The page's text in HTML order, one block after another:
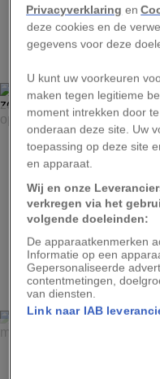
ROBYN BECK, AFP/GETTY
Het idee van de
zou eten - en dan zijn of
nergens op.
Privacyverklaring en
deze cookies en de
gegevens voor deze
U kunt uw voorkeuren
maken tegen legitieme
moment intrekken door
onderaan deze site. Uw
toepassing op deze site
en apparaat.
Wij en onze
verkregen via het
volgende doeleinden:
De apparaatkenmerken
Informatie op een
Gepersonaliseerde
contentmetingen,
van diensten.
Link naar IAB